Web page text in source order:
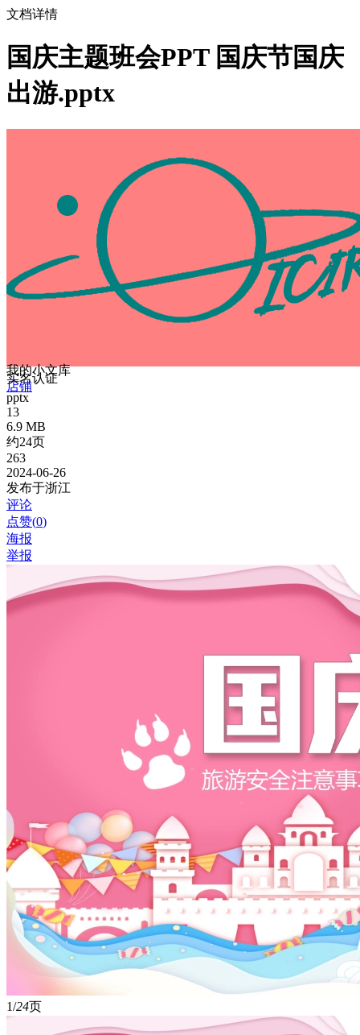
文档详情
国庆主题班会PPT 国庆节国庆
出游.pptx
我的小文库
实名认证
店铺
pptx
13
6.9 MB
约24页
263
2024-06-26
发布于浙江
评论
点赞(0)
海报
举报
1/24页